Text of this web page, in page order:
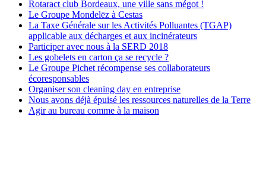
Rotaract club Bordeaux, une ville sans mégot !
Le Groupe Mondelēz à Cestas
La Taxe Générale sur les Activités Polluantes (TGAP)
applicable aux décharges et aux incinérateurs
Participer avec nous à la SERD 2018
Les gobelets en carton ça se recycle ?
Le Groupe Pichet récompense ses collaborateurs
écoresponsables
Organiser son cleaning day en entreprise
Nous avons déjà épuisé les ressources naturelles de la Terre
Agir au bureau comme à la maison